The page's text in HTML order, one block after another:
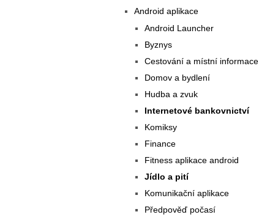
Android aplikace
Android Launcher
Byznys
Cestování a místní informace
Domov a bydlení
Hudba a zvuk
Internetové bankovnictví
Komiksy
Finance
Fitness aplikace android
Jídlo a pití
Komunikační aplikace
Předpověď počasí